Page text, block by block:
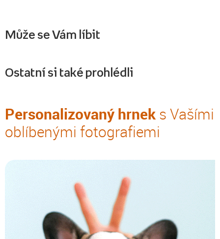
Může se Vám líbit
Ostatní si také prohlédli
Personalizovaný hrneks Vašími
oblíbenými fotografiemi